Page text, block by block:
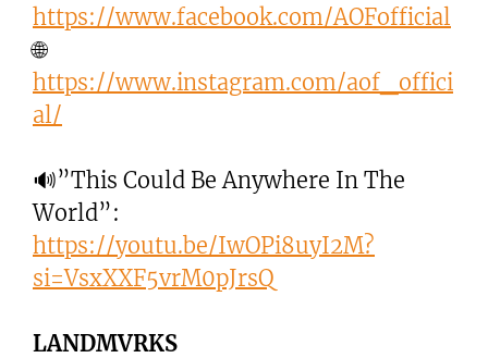
https://www.facebook.com/AOFofficial
🌐
https://www.instagram.com/aof_offici
al/
🔊”This Could Be Anywhere In The
World”:
https://youtu.be/IwOPi8uyI2M?
si=VsxXXF5vrM0pJrsQ
LANDMVRKS